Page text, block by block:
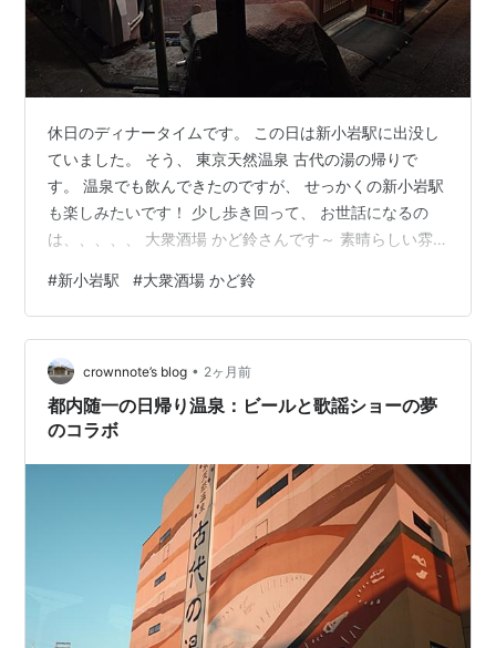
休日のディナータイムです。 この日は新小岩駅に出没し
ていました。 そう、 東京天然温泉 古代の湯の帰りで
す。 温泉でも飲んできたのですが、 せっかくの新小岩駅
も楽しみたいです！ 少し歩き回って、 お世話になるの
は、、、、、 大衆酒場 かど鈴さんです～ 素晴らしい雰
囲気ですねー ワタシはこんな雰囲気の居酒屋さんが大好
きです！ さっそく入店してみましょうー 店内は満席で、
ちょうどお会計をしている方と入れ替わりで入店出来ま
した！ 壁一面にメニュー札がかかっています。 どれも安
いですよねー カウンター席のみの店内で、 店員さんは一
人で切り盛りされて…
#新小岩駅 #大衆酒場 かど鈴
crownnote’s blog • 2ヶ月前
都内随一の日帰り温泉：ビールと歌謡ショーの夢
のコラボ